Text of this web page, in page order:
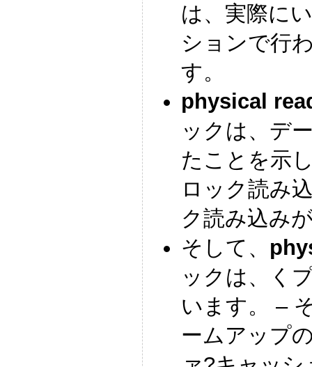
は、実際に
ションで行
す。
physical
ックは、デ
たことを示
ロック読み
ク読み込み
そして、
ックは、く
います。 –
ームアップ